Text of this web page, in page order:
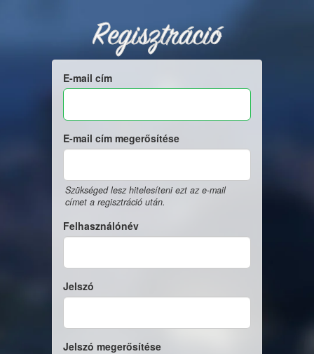
Regisztráció
E-mail cím
E-mail cím megerősítése
Szükséged lesz hitelesíteni ezt az e-mail
címet a regisztráció után.
Felhasználónév
Jelszó
Jelszó megerősítése